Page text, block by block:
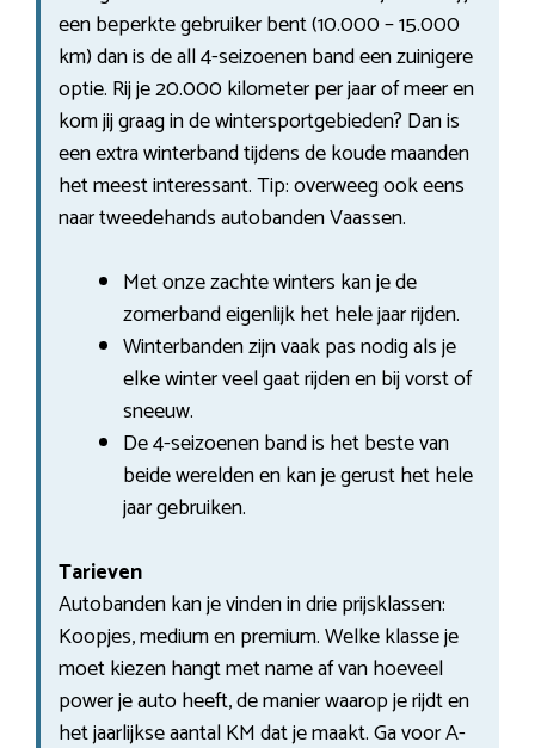
een beperkte gebruiker bent (10.000 – 15.000
km) dan is de all 4-seizoenen band een zuinigere
optie. Rij je 20.000 kilometer per jaar of meer en
kom jij graag in de wintersportgebieden? Dan is
een extra winterband tijdens de koude maanden
het meest interessant. Tip: overweeg ook eens
naar tweedehands autobanden Vaassen.
Met onze zachte winters kan je de
zomerband eigenlijk het hele jaar rijden.
Winterbanden zijn vaak pas nodig als je
elke winter veel gaat rijden en bij vorst of
sneeuw.
De 4-seizoenen band is het beste van
beide werelden en kan je gerust het hele
jaar gebruiken.
Tarieven
Autobanden kan je vinden in drie prijsklassen:
Koopjes, medium en premium. Welke klasse je
moet kiezen hangt met name af van hoeveel
power je auto heeft, de manier waarop je rijdt en
het jaarlijkse aantal KM dat je maakt. Ga voor A-